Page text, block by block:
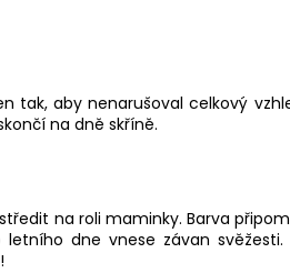
tak, aby nenarušoval celkový
na dně skříně.
na roli maminky. Barva
dne vnese závan svěžesti.
!